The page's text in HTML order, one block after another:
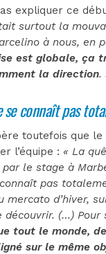
expliquer ce
surtout la
à nous, en
est globale, ça
la direction.
se connaît pas
toutefois que le
l’équipe : « La
le stage à
pas
mercato d’hiver,
découvrir. (…) Pour
tout le monde,
sur le même